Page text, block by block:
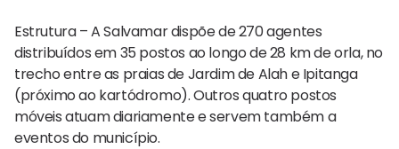
Estrutura – A Salvamar dispõe de 270 agentes
distribuídos em 35 postos ao longo de 28 km de orla, no
trecho entre as praias de Jardim de Alah e Ipitanga
(próximo ao kartódromo). Outros quatro postos
móveis atuam diariamente e servem também a
eventos do município.